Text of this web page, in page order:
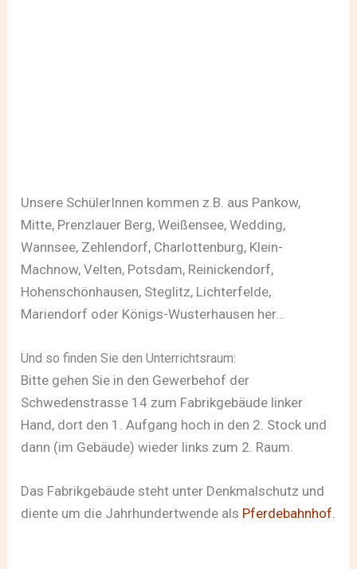
Unsere SchülerInnen kommen z.B. aus Pankow,
Mitte, Prenzlauer Berg, Weißensee, Wedding,
Wannsee, Zehlendorf, Charlottenburg, Klein-
Machnow, Velten, Potsdam, Reinickendorf,
Hohenschönhausen, Steglitz, Lichterfelde,
Mariendorf oder Königs-Wusterhausen her…
Und so finden Sie den Unterrichtsraum:
Bitte gehen Sie in den Gewerbehof der
Schwedenstrasse 14 zum Fabrikgebäude linker
Hand, dort den 1. Aufgang hoch in den 2. Stock und
dann (im Gebäude) wieder links zum 2. Raum.
Das Fabrikgebäude steht unter Denkmalschutz und
diente um die Jahrhundertwende als Pferdebahnhof.